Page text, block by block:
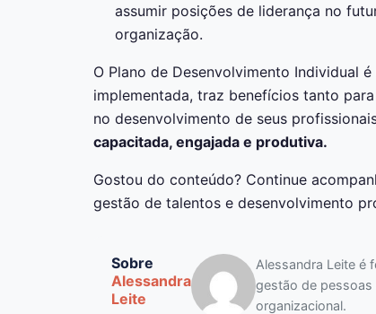
assumir posições de liderança no
organização.
O Plano de Desenvolvimento Individual
implementada, traz benefícios tanto
no desenvolvimento de seus
capacitada, engajada e produtiva.
Gostou do conteúdo? Continue
gestão de talentos e desenvolvimento
Sobre
Alessandra
Leite
Alessandra Leite é
gestão de pessoas
organizacional.